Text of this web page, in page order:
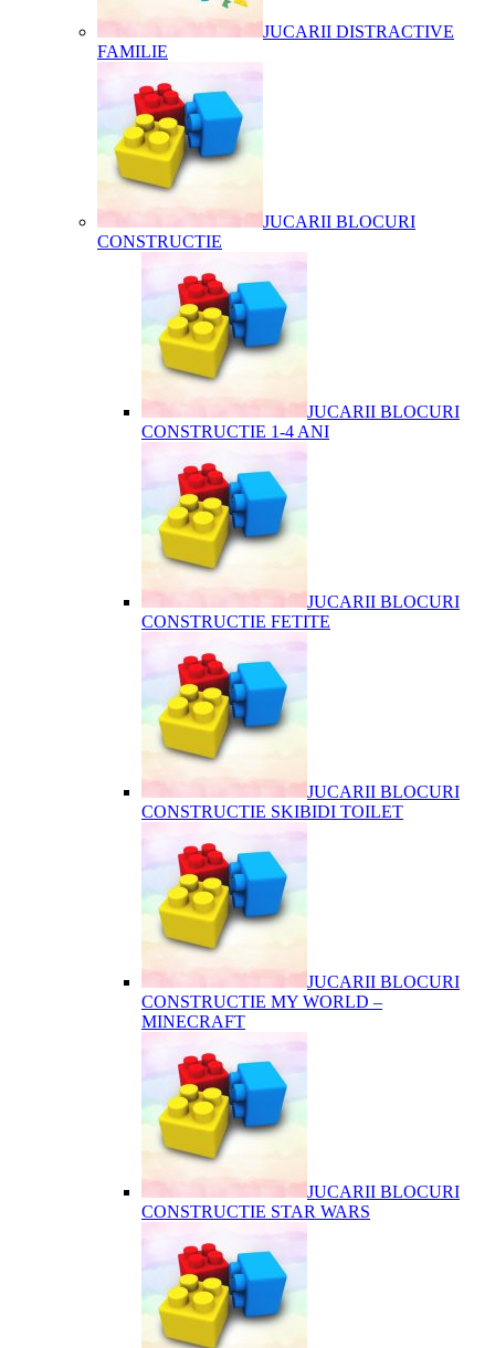
JUCARII DISTRACTIVE
FAMILIE
JUCARII BLOCURI
CONSTRUCTIE
JUCARII BLOCURI
CONSTRUCTIE 1-4 ANI
JUCARII BLOCURI
CONSTRUCTIE FETITE
JUCARII BLOCURI
CONSTRUCTIE SKIBIDI TOILET
JUCARII BLOCURI
CONSTRUCTIE MY WORLD –
MINECRAFT
JUCARII BLOCURI
CONSTRUCTIE STAR WARS